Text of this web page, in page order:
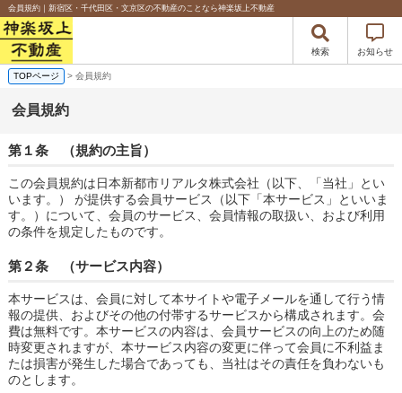
会員規約｜新宿区・千代田区・文京区の不動産のことなら神楽坂上不動産
検索 お知らせ
TOPページ > 会員規約
会員規約
第１条 （規約の主旨）
この会員規約は日本新都市リアルタ株式会社（以下、「当社」とい
います。） が提供する会員サービス（以下「本サービス」といいま
す。）について、会員のサービス、会員情報の取扱い、および利用
の条件を規定したものです。
第２条 （サービス内容）
本サービスは、会員に対して本サイトや電子メールを通して行う情
報の提供、およびその他の付帯するサービスから構成されます。会
費は無料です。本サービスの内容は、会員サービスの向上のため随
時変更されますが、本サービス内容の変更に伴って会員に不利益ま
たは損害が発生した場合であっても、当社はその責任を負わないも
のとします。